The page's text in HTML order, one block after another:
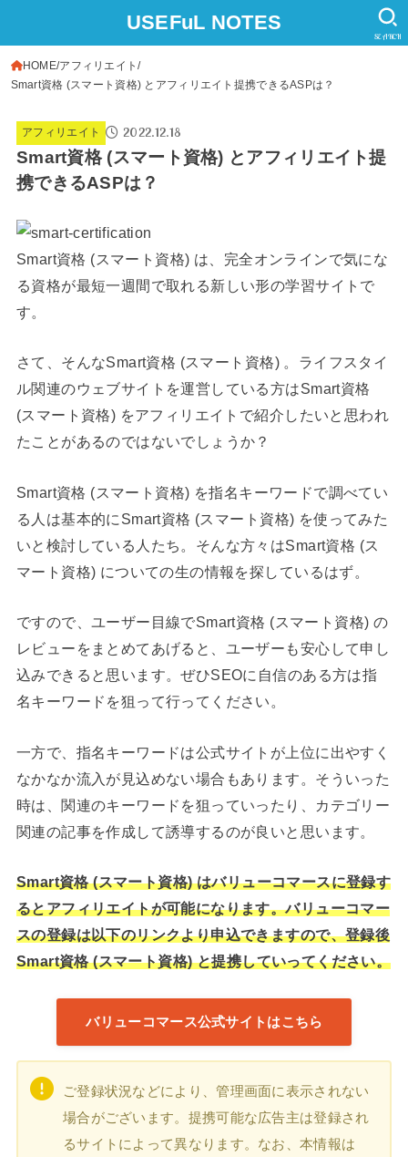
USEFuL NOTES
SEARCH
HOME アフィリエイト
Smart資格 (スマート資格) とアフィリエイト提携できるASPは？
アフィリエイト 2022.12.18
Smart資格 (スマート資格) とアフィリエイト提
携できるASPは？
Smart資格 (スマート資格) は、完全オンラインで気にな
る資格が最短一週間で取れる新しい形の学習サイトで
す。
さて、そんなSmart資格 (スマート資格) 。ライフスタイ
ル関連のウェブサイトを運営している方はSmart資格
(スマート資格) をアフィリエイトで紹介したいと思われ
たことがあるのではないでしょうか？
Smart資格 (スマート資格) を指名キーワードで調べてい
る人は基本的にSmart資格 (スマート資格) を使ってみた
いと検討している人たち。そんな方々はSmart資格 (ス
マート資格) についての生の情報を探しているはず。
ですので、ユーザー目線でSmart資格 (スマート資格) の
レビューをまとめてあげると、ユーザーも安心して申し
込みできると思います。ぜひSEOに自信のある方は指
名キーワードを狙って行ってください。
一方で、指名キーワードは公式サイトが上位に出やすく
なかなか流入が見込めない場合もあります。そういった
時は、関連のキーワードを狙っていったり、カテゴリー
関連の記事を作成して誘導するのが良いと思います。
Smart資格 (スマート資格) はバリューコマースに登録す
るとアフィリエイトが可能になります。バリューコマー
スの登録は以下のリンクより申込できますので、登録後
Smart資格 (スマート資格) と提携していってください。
バリューコマース公式サイトはこちら
ご登録状況などにより、管理画面に表示されない
場合がございます。提携可能な広告主は登録され
るサイトによって異なります。なお、本情報は